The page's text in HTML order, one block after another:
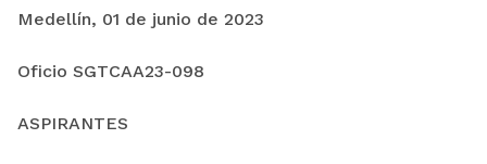
Medellín, 01 de junio de 2023
Oficio SGTCAA23-098
ASPIRANTES